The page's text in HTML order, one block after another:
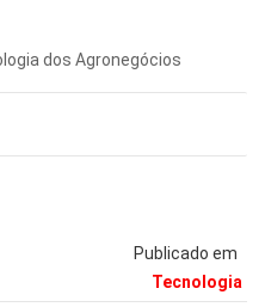
Publicado em
Tecnologia
dos Agronegócios